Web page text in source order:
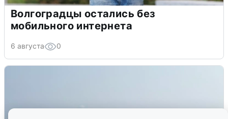
Волгоградцы остались без
мобильного интернета
6 августа 0